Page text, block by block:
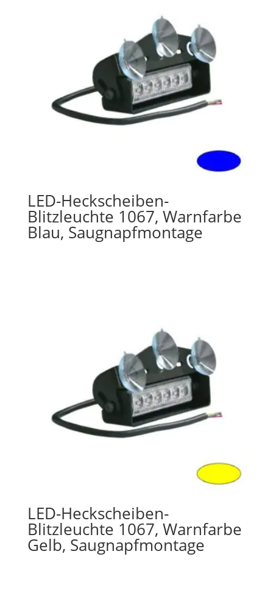
LED-Heckscheiben-
Blitzleuchte 1067, Warnfarbe
Blau, Saugnapfmontage
LED-Heckscheiben-
Blitzleuchte 1067, Warnfarbe
Gelb, Saugnapfmontage